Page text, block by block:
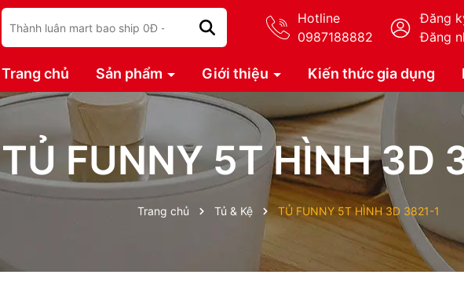
Hotline
0987188882
Đăng
Đăng
Trang chủ Sản phẩm Giới thiệu Kiến thức gia dụng
TỦ FUNNY 5T HÌNH 3D
Trang chủ Tủ & Kệ TỦ FUNNY 5T HÌNH 3D 3821-1